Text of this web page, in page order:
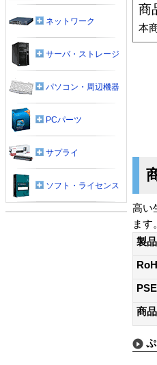
商
本
高い
ます。
製
PSE
商
ネットワーク
サーバ・ストレージ
パソコン・周辺機器
PCパーツ
サプライ
ソフト・ライセンス